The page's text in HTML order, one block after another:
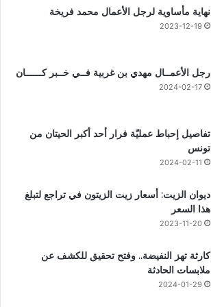
نهاية مأساوية لرجل الأعمال محمد فريخة
2023-12-19
رجل الأعمــال مهدي بن غربية فــي خــبر كــــــان
2024-02-17
تفاصيل إحباط عمليّة فرار أحد أكبر الحيتان من
تونس
2024-02-11
ديوان الزيت: أسعار زيت الزيتون في تراجع لتبلغ
هذا السعر
2023-11-20
كارثة تهز النفيضة.. وفتح تحقيق للكشف عن
ملابسات الحادثة
2024-01-29